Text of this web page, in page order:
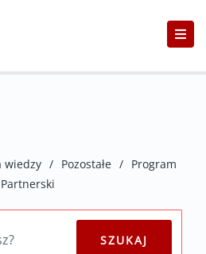
wiedzy / Pozostałe /
Program
Partnerski